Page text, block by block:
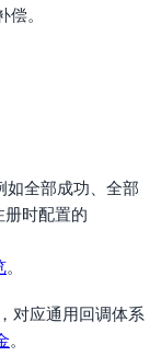
偿。
如全部成功、全部
时配置的
。
对应通用回调体系
。